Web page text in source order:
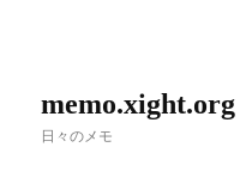
memo.xight.org
日々のメモ